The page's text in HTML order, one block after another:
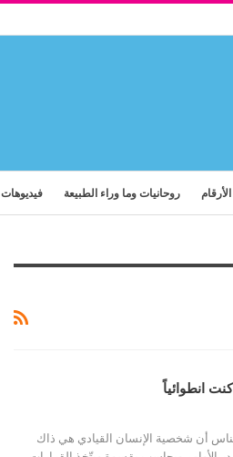
روحانيات وما وراء الطبيعة فيديوهات
انطوائياً
أن شخصية الإنسان القيادي هي ذاك